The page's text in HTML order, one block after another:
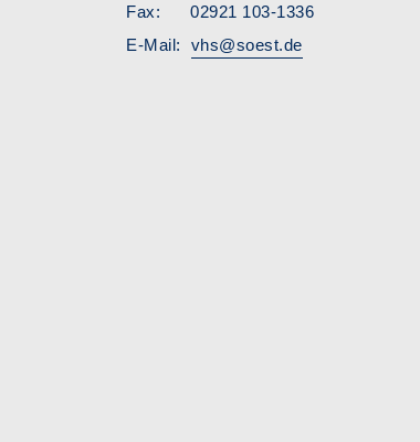
Fax: 02921 103-1336
E-Mail: vhs@soest.de